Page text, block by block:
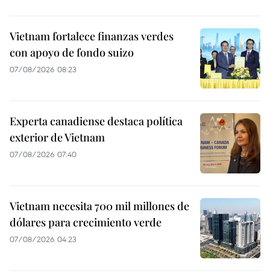
Vietnam fortalece finanzas verdes
con apoyo de fondo suizo
07/08/2026 08:23
Experta canadiense destaca política
exterior de Vietnam
07/08/2026 07:40
Vietnam necesita 700 mil millones de
dólares para crecimiento verde
07/08/2026 04:23